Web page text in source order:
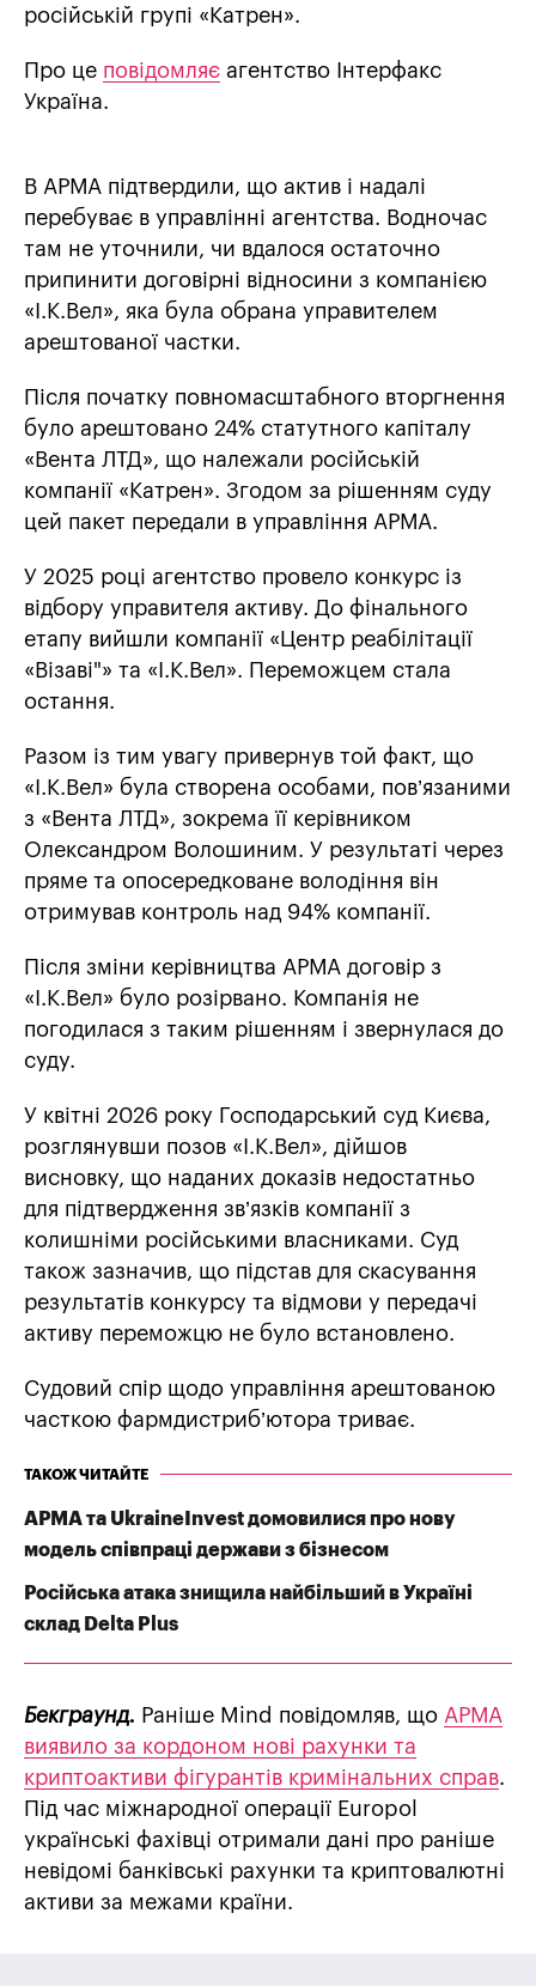
російській групі «Катрен».
Про це повідомляє агентство Інтерфакс
Україна.
В АРМА підтвердили, що актив і надалі
перебуває в управлінні агентства. Водночас
там не уточнили, чи вдалося остаточно
припинити договірні відносини з компанією
«І.К.Вел», яка була обрана управителем
арештованої частки.
Після початку повномасштабного вторгнення
було арештовано 24% статутного капіталу
«Вента ЛТД», що належали російській
компанії «Катрен». Згодом за рішенням суду
цей пакет передали в управління АРМА.
У 2025 році агентство провело конкурс із
відбору управителя активу. До фінального
етапу вийшли компанії «Центр реабілітації
«Візаві"» та «І.К.Вел». Переможцем стала
остання.
Разом із тим увагу привернув той факт, що
«І.К.Вел» була створена особами, пов’язаними
з «Вента ЛТД», зокрема її керівником
Олександром Волошиним. У результаті через
пряме та опосередковане володіння він
отримував контроль над 94% компанії.
Після зміни керівництва АРМА договір з
«І.К.Вел» було розірвано. Компанія не
погодилася з таким рішенням і звернулася до
суду.
У квітні 2026 року Господарський суд Києва,
розглянувши позов «І.К.Вел», дійшов
висновку, що наданих доказів недостатньо
для підтвердження зв’язків компанії з
колишніми російськими власниками. Суд
також зазначив, що підстав для скасування
результатів конкурсу та відмови у передачі
активу переможцю не було встановлено.
Судовий спір щодо управління арештованою
часткою фармдистриб’ютора триває.
ТАКОЖ ЧИТАЙТЕ
АРМА та UkraineInvest домовилися про нову
модель співпраці держави з бізнесом
Російська атака знищила найбільший в Україні
склад Delta Plus
Бекграунд. Раніше Mind повідомляв, що АРМА
виявило за кордоном нові рахунки та
криптоактиви фігурантів кримінальних справ.
Під час міжнародної операції Europol
українські фахівці отримали дані про раніше
невідомі банківські рахунки та криптовалютні
активи за межами країни.